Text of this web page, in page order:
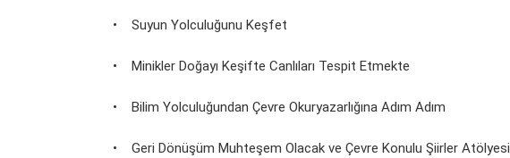
• Suyun Yolculuğunu Keşfet
• Minikler Doğayı Keşifte Canlıları Tespit Etmekte
• Bilim Yolculuğundan Çevre Okuryazarlığına Adım Adım
• Geri Dönüşüm Muhteşem Olacak ve Çevre Konulu Şiirler Atölyesi